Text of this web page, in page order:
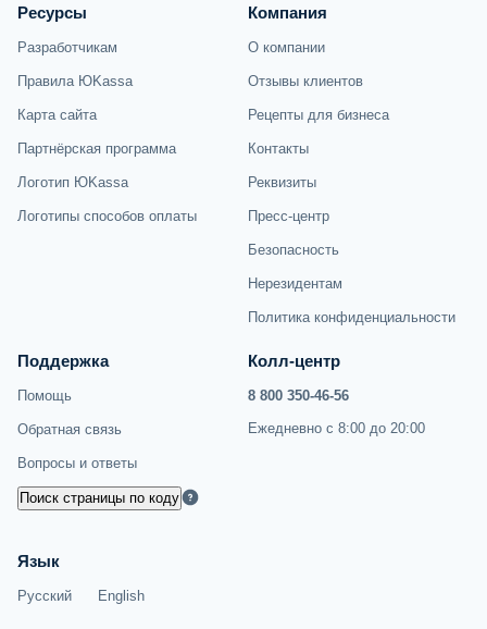
Ресурсы
Разработчикам
Правила ЮKassa
Карта сайта
Партнёрская программа
Логотип ЮKassa
Логотипы способов оплаты
Компания
О компании
Отзывы клиентов
Рецепты для бизнеса
Контакты
Реквизиты
Пресс-центр
Безопасность
Нерезидентам
Политика конфиденциальности
Поддержка
Помощь
Обратная связь
Вопросы и ответы
Поиск страницы по коду
Колл-центр
8 800 350-46-56
Ежедневно с 8:00 до 20:00
Язык
Русский English